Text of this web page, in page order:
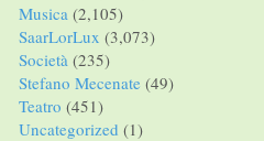
Musica (2,105)
SaarLorLux (3,073)
Società (235)
Stefano Mecenate (49)
Teatro (451)
Uncategorized (1)